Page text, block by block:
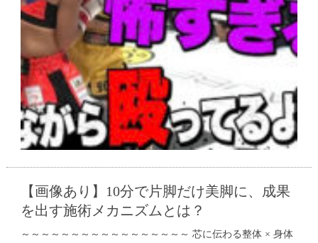
【画像あり】10分で片脚だけ美脚に、成果
を出す施術メカニズムとは？
～～～～～～～～～～～～～～～～～ 芯に伝わる整体 × 身体